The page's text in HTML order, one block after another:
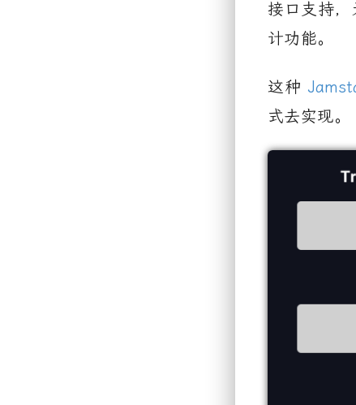
接口支持
计功能。
这种
式去实现。